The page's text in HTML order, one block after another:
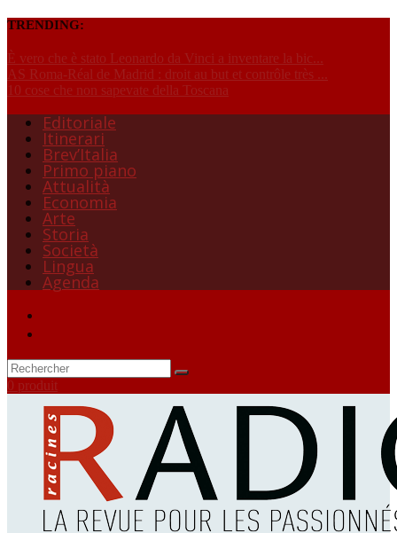
TRENDING:
È vero che è stato Leonardo da Vinci a inventare la bic...
AS Roma-Réal de Madrid : droit au but et contrôle très ...
10 cose che non sapevate della Toscana
Editoriale
Itinerari
Brev’Italia
Primo piano
Attualità
Economia
Arte
Storia
Società
Lingua
Agenda
0 produit